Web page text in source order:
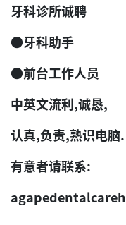
牙科诊所诚聘
●牙科助手
●前台工作人员
中英文流利,诚恳,
认真,负责,熟识电脑.
有意者请联系: